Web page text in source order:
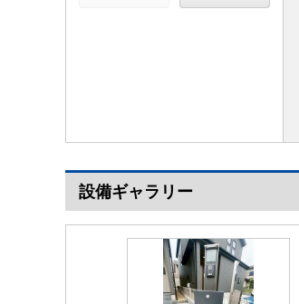
設備ギャラリー